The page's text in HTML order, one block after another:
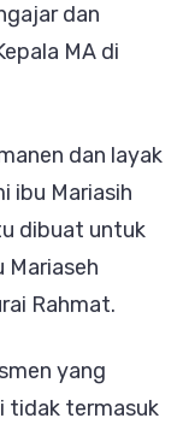
dan
MA di
dan layak
ibu Mariasih
dibuat untuk
Mariaseh
Rahmat.
yang
tidak termasuk